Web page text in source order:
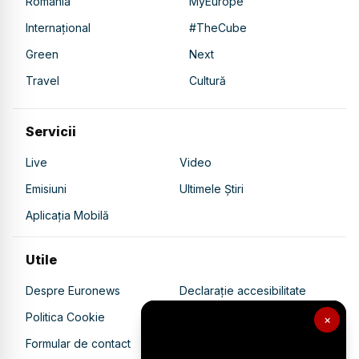
×
Internațional
#TheCube
Green
Next
Travel
Cultură
Servicii
Live
Video
Emisiuni
Ultimele Știri
Aplicația Mobilă
Utile
Despre Euronews
Declarație accesibilitate
Politica Cookie
Politica de confidențialitate
Formular de contact